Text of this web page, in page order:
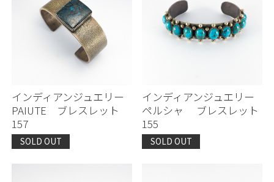
インディアンジュエリー
PAIUTE ブレスレット
157
SOLD OUT
インディアンジュエリー
ペルシャ ブレスレット
155
SOLD OUT